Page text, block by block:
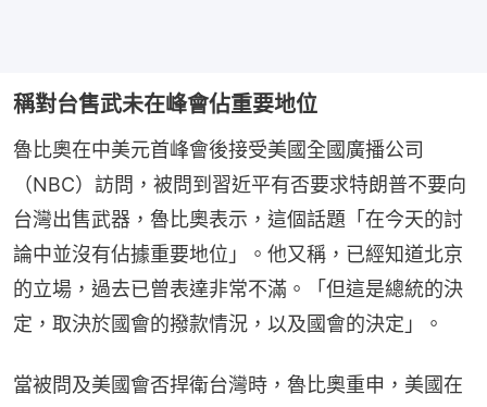
稱對台售武未在峰會佔重要地位
魯比奧在中美元首峰會後接受美國全國廣播公司
（NBC）訪問，被問到習近平有否要求特朗普不要向
台灣出售武器，魯比奧表示，這個話題「在今天的討
論中並沒有佔據重要地位」。他又稱，已經知道北京
的立場，過去已曾表達非常不滿。「但這是總統的決
定，取決於國會的撥款情況，以及國會的決定」。
當被問及美國會否捍衛台灣時，魯比奧重申，美國在